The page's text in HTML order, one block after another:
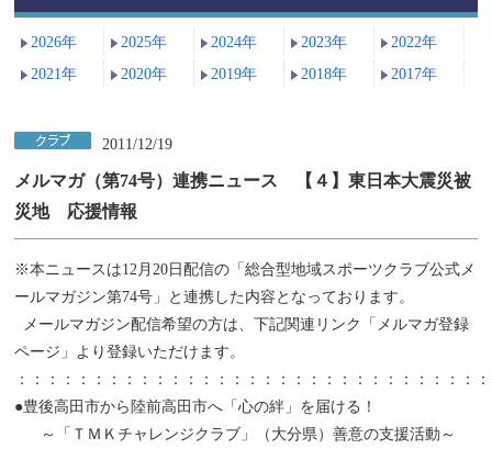
2026年 2025年 2024年 2023年
2022年
2021年
2020年 2019年 2018年 2017年
2011/12/19
メルマガ（第74号）連携ニュース 【４】東日本大震災被
災地 応援情報
※本ニュースは12月20日配信の「総合型地域スポーツクラブ公式メ
ールマガジン第74号」と連携した内容となっております。
メールマガジン配信希望の方は、下記関連リンク「メルマガ登録
ページ」より登録いただけます。
：：：：：：：：：：：：：：：：：：：：：：：：：：：：：：
●豊後高田市から陸前高田市へ「心の絆」を届ける！
～「ＴＭＫチャレンジクラブ」（大分県）善意の支援活動～